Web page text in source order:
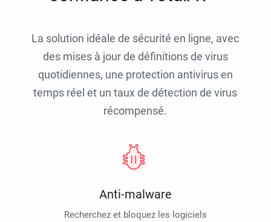
La solution idéale de sécurité en ligne, avec
des mises à jour de définitions de virus
quotidiennes, une protection antivirus en
temps réel et un taux de détection de virus
récompensé.
Anti-malware
Recherchez et bloquez les logiciels